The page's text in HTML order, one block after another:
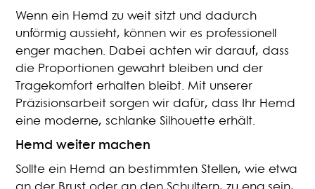
Wenn ein Hemd zu weit sitzt und dadurch
unförmig aussieht, können wir es professionell
enger machen. Dabei achten wir darauf, dass
die Proportionen gewahrt bleiben und der
Tragekomfort erhalten bleibt. Mit unserer
Präzisionsarbeit sorgen wir dafür, dass Ihr Hemd
eine moderne, schlanke Silhouette erhält.
Hemd weiter machen
Sollte ein Hemd an bestimmten Stellen, wie etwa
an der Brust oder an den Schultern, zu eng sein,